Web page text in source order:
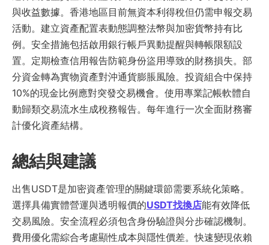
與收益數據。香港地區目前無資本利得稅但仍需申報交易
活動。建立資產配置表動態調整法幣與加密貨幣持有比
例。安全措施包括啟用銀行帳戶異動提醒與轉帳限額設
置。定期檢查信用報告防範身份盜用導致的財務損失。部
分資金轉為實物資產對沖通貨膨脹風險。投資組合中保持
10%的現金比例應對突發交易機會。使用專業記帳軟體自
動歸類交易流水生成稅務報告。每年進行一次全面財務審
計優化資產結構。
總結與建議
出售USDT是加密資產管理的關鍵環節需要系統化策略。
選擇具備實體營運與透明報價的USDT找換店能有效降低
交易風險。安全流程必須包含身份驗證與分步確認機制。
費用優化需綜合考慮顯性成本與隱性價差。快速變現依賴